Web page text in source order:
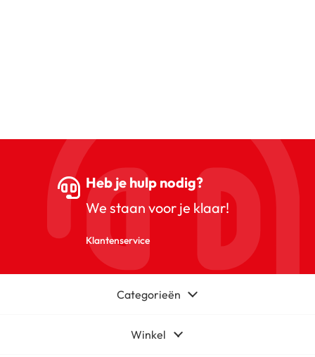
Heb je hulp nodig?
We staan voor je klaar!
Klantenservice
Categorieën
Winkel